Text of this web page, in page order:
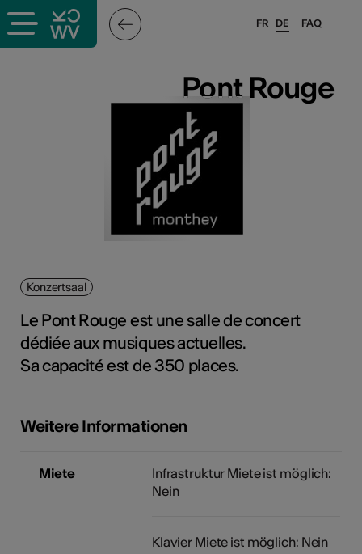
FAQ
FR DE
Pont Rouge
Pont Rouge
Konzertsaal
Le Pont Rouge est une salle de concert
dédiée aux musiques actuelles.
Sa capacité est de 350 places.
Weitere Informationen
Miete
Infrastruktur Miete ist möglich:
Nein
Klavier Miete ist möglich: Nein